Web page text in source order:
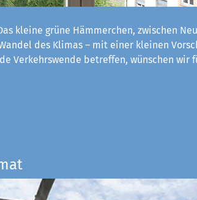
kleine grüne Hämmerchen, zwischen
des Klimas – mit einer kleinen
Verkehrswende betreffen, wünschen wir